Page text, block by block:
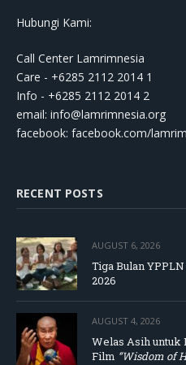
Hubungi Kami:
Call Center Lamrimnesia
Care - +6285 2112 2014 1
Info - +6285 2112 2014 2
email: info@lamrimnesia.org
facebook: facebook.com/
RECENT POSTS
AUGUST 6, 2026
Tiga Bulan
2026
AUGUST 4, 2026
Welas Asih untuk
Film “Wisdom of